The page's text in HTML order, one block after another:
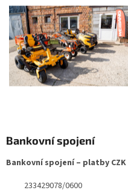
Bankovní spojení
Bankovní spojení – platby CZK
233429078/0600